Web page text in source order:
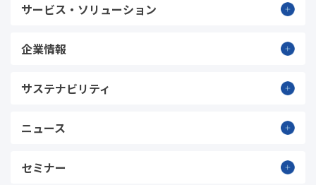
サービス・ソリューション
企業情報
サステナビリティ
ニュース
セミナー